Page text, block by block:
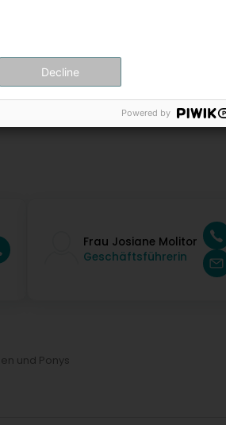
Frau Josiane Molitor
Geschäftsführerin
und Ponys
Decline
Powered by